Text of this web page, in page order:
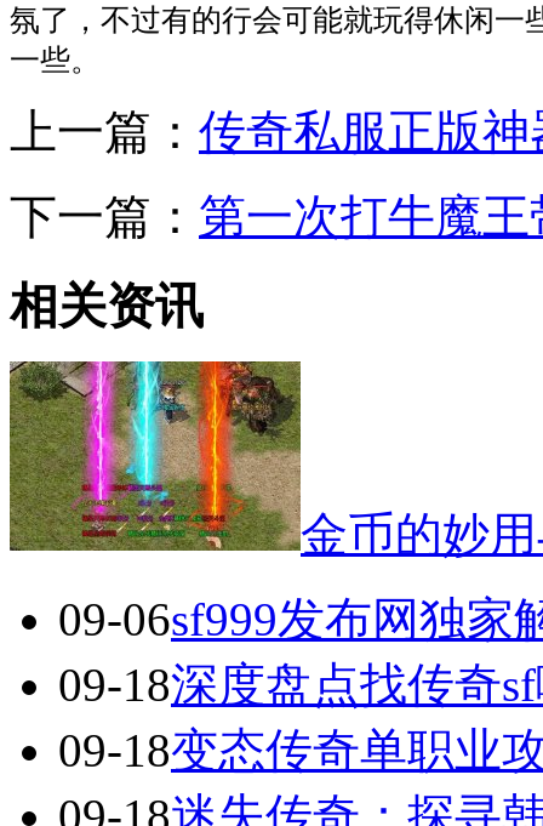
氛了，不过有的行会可能就玩得休闲一
一些。
上一篇： 传奇私服正版
下一篇： 第一次打牛魔
相关资讯
金币的妙
09-06sf999发布网独家
09-18深度盘点找传奇
09-18变态传奇单职业